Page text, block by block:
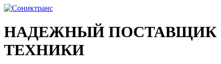
НАДЕЖНЫЙ ПОСТАВЩИК
ТЕХНИКИ